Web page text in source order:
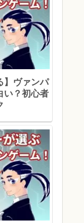
】ヴァンパ
い？初心者